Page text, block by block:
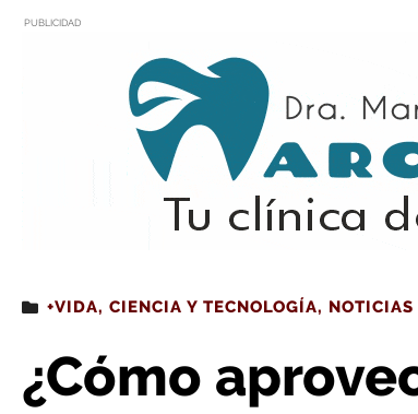
PUBLICIDAD
Estás leyendo : ¿Cómo aprovechar las
+VIDA, CIENCIA Y TECNOLOGÍA, NOTICIAS
¿Cómo